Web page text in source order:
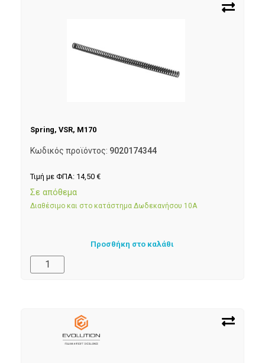
Spring, VSR, M170
Κωδικός προϊόντος: 9020174344
Τιμή με ΦΠΑ: 14,50 €
Σε απόθεμα
Διαθέσιμο και στο κατάστημα Δωδεκανήσου 10Α
Προσθήκη στο καλάθι